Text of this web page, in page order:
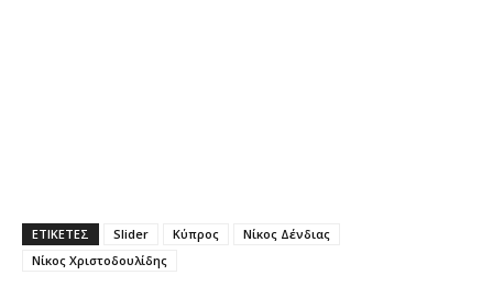
ΕΤΙΚΕΤΕΣ Slider Κύπρος
Νίκος Δένδιας
Νίκος Χριστοδουλίδης